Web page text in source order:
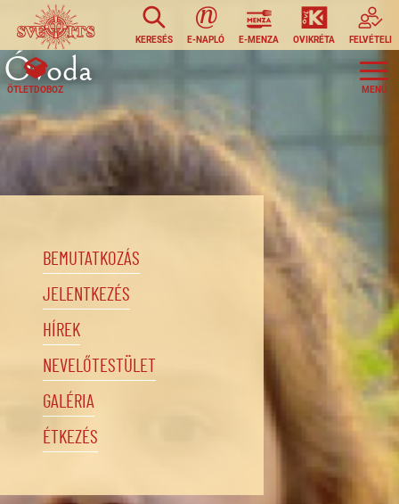
Ugrás a tartalomra
KERESÉS E-NAPLÓ E-MENZA OVIKRÉTA FELVÉTELI
ÖTLETDOBOZ
Óvoda
BEMUTATKOZÁS
JELENTKEZÉS
HÍREK
NEVELŐTESTÜLET
GALÉRIA
ÉTKEZÉS